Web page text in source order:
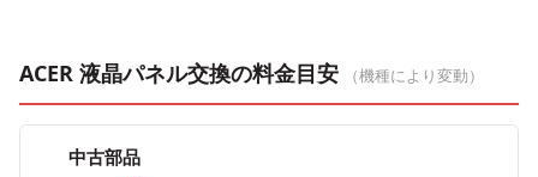
ACER 液晶パネル交換の料金目安 （機種により変動）
中古部品